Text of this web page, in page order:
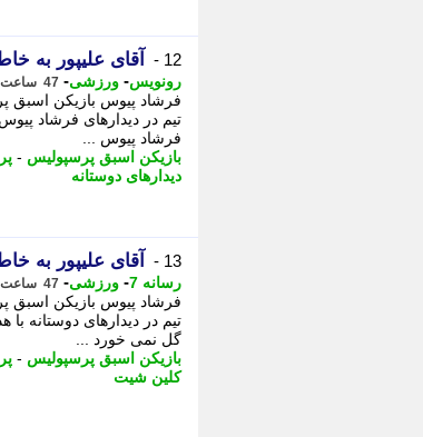
12 - آقای علیپور به
رونویس- ورزشی- 47 ساعت پیش - سه شنبه 13 مرداد 1405، 08:23
فرشاد پیوس بازیکن اسبق
تیم در دیدارهای فرشاد
فرشاد پیوس ...
بازیکن اسبق پرسپولیس -
دیدارهای دوستانه
13 - آقای علیپور به
رسانه 7 - ورزشی- 47 ساعت پیش - سه شنبه 13 مرداد 1405، 08:20
گل نمی خورد ...
بازیکن اسبق پرسپولیس -
کلین شیت